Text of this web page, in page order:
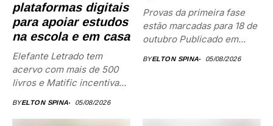
plataformas digitais
para apoiar estudos
na escola e em casa
Elefante Letrado tem
acervo com mais de 500
livros e Matific incentiva...
BYELTON SPINA 05/08/2026
Provas da primeira fase
estão marcadas para 18 de
outubro Publicado em...
BYELTON SPINA 05/08/2026